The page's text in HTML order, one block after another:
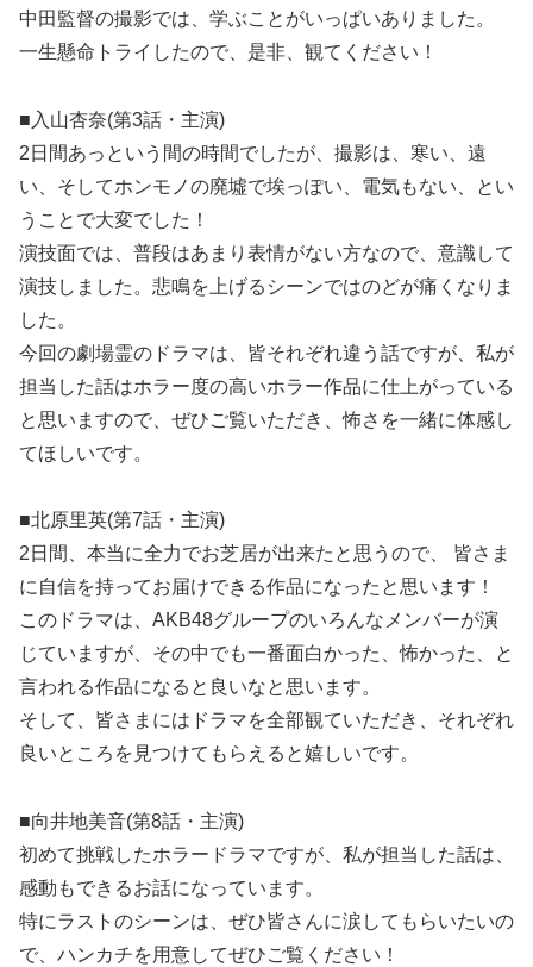
中田監督の撮影では、学ぶことがいっぱいありました。
一生懸命トライしたので、是非、観てください！
■入山杏奈(第3話・主演)
2日間あっという間の時間でしたが、撮影は、寒い、遠
い、そしてホンモノの廃墟で埃っぽい、電気もない、とい
うことで大変でした！
演技面では、普段はあまり表情がない方なので、意識して
演技しました。悲鳴を上げるシーンではのどが痛くなりま
した。
今回の劇場霊のドラマは、皆それぞれ違う話ですが、私が
担当した話はホラー度の高いホラー作品に仕上がっている
と思いますので、ぜひご覧いただき、怖さを一緒に体感し
てほしいです。
■北原里英(第7話・主演)
2日間、本当に全力でお芝居が出来たと思うので、 皆さま
に自信を持ってお届けできる作品になったと思います！
このドラマは、AKB48グループのいろんなメンバーが演
じていますが、その中でも一番面白かった、怖かった、と
言われる作品になると良いなと思います。
そして、皆さまにはドラマを全部観ていただき、それぞれ
良いところを見つけてもらえると嬉しいです。
■向井地美音(第8話・主演)
初めて挑戦したホラードラマですが、私が担当した話は、
感動もできるお話になっています。
特にラストのシーンは、ぜひ皆さんに涙してもらいたいの
で、ハンカチを用意してぜひご覧ください！